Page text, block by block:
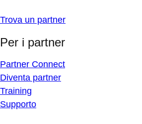
Trova un partner
Per i partner
Partner Connect
Diventa partner
Training
Supporto